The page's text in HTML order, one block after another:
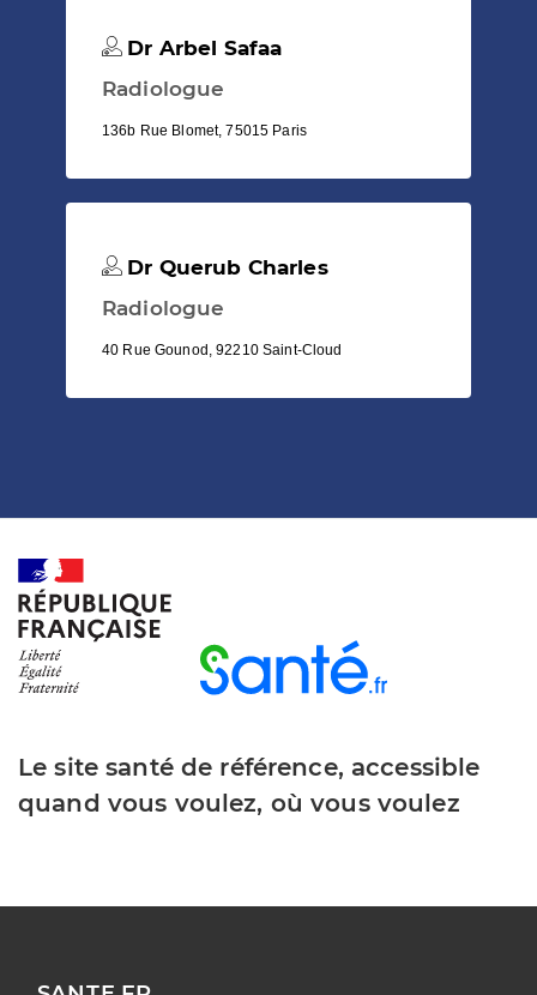
Dr Arbel Safaa
Radiologue
136b Rue Blomet, 75015 Paris
Dr Querub Charles
Radiologue
40 Rue Gounod, 92210 Saint-Cloud
Le site santé de référence, accessible
quand vous voulez, où vous voulez